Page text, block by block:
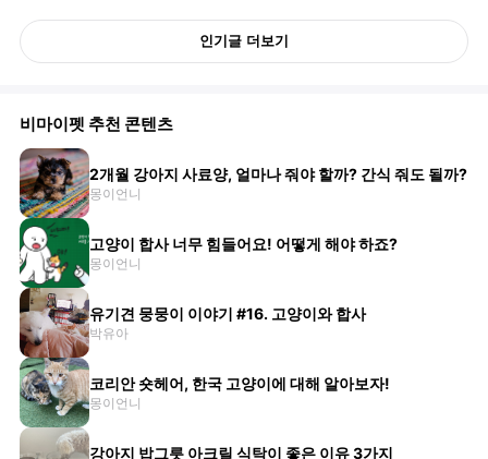
인기글 더보기
비마이펫 추천 콘텐츠
2개월 강아지 사료양, 얼마나 줘야 할까? 간식 줘도 될까?
몽이언니
고양이 합사 너무 힘들어요! 어떻게 해야 하죠?
몽이언니
유기견 뭉뭉이 이야기 #16. 고양이와 합사
박유아
코리안 숏헤어, 한국 고양이에 대해 알아보자!
몽이언니
강아지 밥그릇 아크릴 식탁이 좋은 이유 3가지